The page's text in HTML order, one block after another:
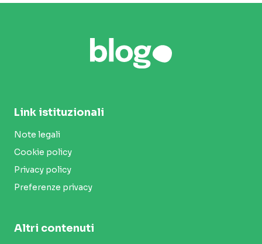
Link istituzionali
Note legali
Cookie policy
Privacy policy
Preferenze privacy
Altri contenuti